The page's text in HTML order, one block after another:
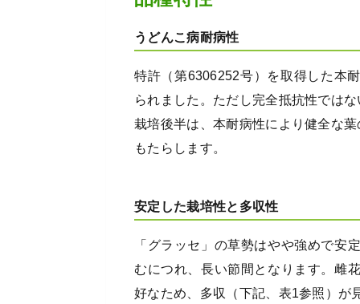
うどんこ病耐病性
特許（第6306252号）を取得した本
られました。ただし完全抵抗性では
栽培後半は、本耐病性により健全な
もたらします。
安定した栽培性と多収性
「グラッセ」の草勢はやや強めで安
むにつれ、長い節間となります。雌
好なため、多収（下記、表1参照）が